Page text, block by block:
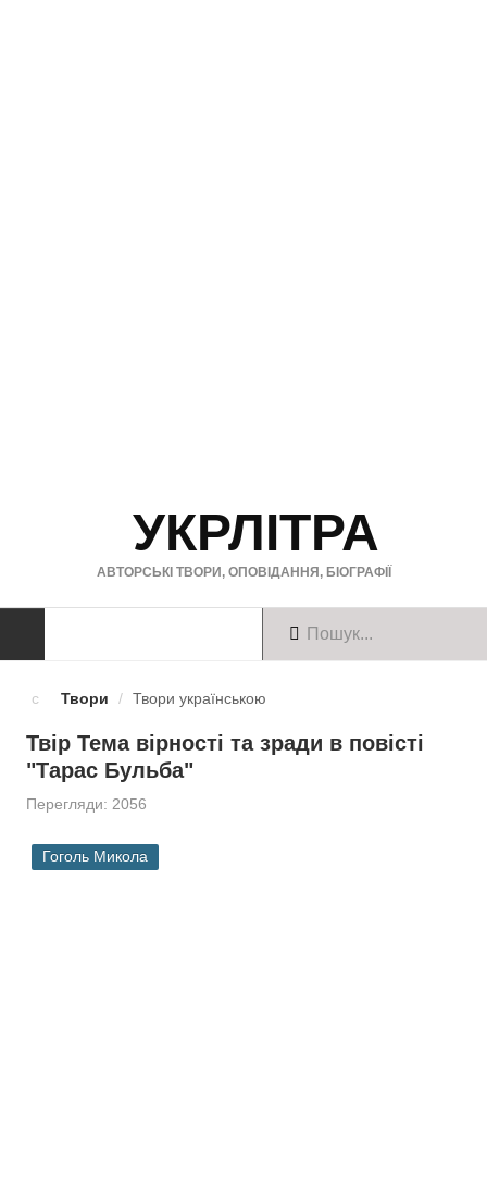
УКРЛІТРА
АВТОРСЬКІ ТВОРИ, ОПОВІДАННЯ, БІОГРАФІЇ
Твори українською
Твори англійською
БІОГРАФІЇ
Твори / Твори українською
Твір Тема вірності та зради в повісті
"Тарас Бульба"
Перегляди: 2056
Гоголь Микола